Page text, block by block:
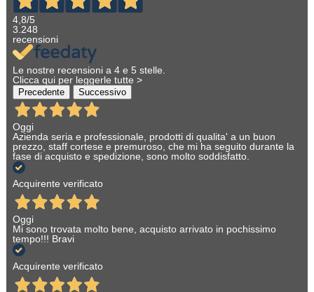
4,8/5
3.248
recensioni
Le nostre recensioni a 4 e 5 stelle.
Clicca qui per leggerle tutte >
Precedente Successivo
Oggi
Azienda seria e professionale, prodotti di qualita' a un buon
prezzo, staff cortese e premuroso, che mi ha seguito durante la
fase di acquisto e spedizione, sono molto soddisfatto.
Acquirente verificato
Oggi
Mi sono trovata molto bene, acquisto arrivato in pochissimo
tempo!!! Bravi
Acquirente verificato